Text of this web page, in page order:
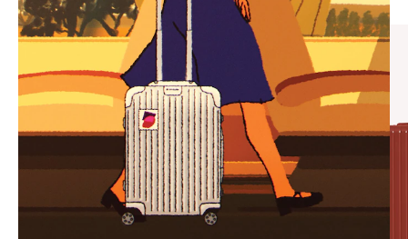
按
下
暂
点
击
按
钮
取
消
静